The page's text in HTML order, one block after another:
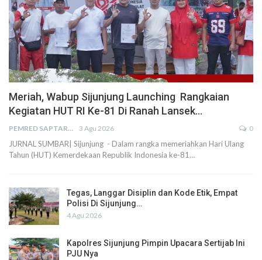
Meriah, Wabup Sijunjung Launching Rangkaian
Kegiatan HUT RI Ke-81 Di Ranah Lansek…
PEMRED SAPTARIUS 3 Agu 2026 0
JURNAL SUMBAR| Sijunjung - Dalam rangka memeriahkan Hari Ulang
Tahun (HUT) Kemerdekaan Republik Indonesia ke-81…
Tegas, Langgar Disiplin dan Kode Etik, Empat
Polisi Di Sijunjung…
4 Agu 2026
Kapolres Sijunjung Pimpin Upacara Sertijab Ini
PJU Nya